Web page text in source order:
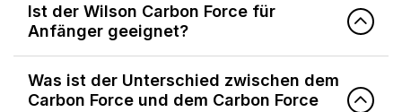
Ist der Wilson Carbon Force für
Anfänger geeignet?
Was ist der Unterschied zwischen dem
Carbon Force und dem Carbon Force